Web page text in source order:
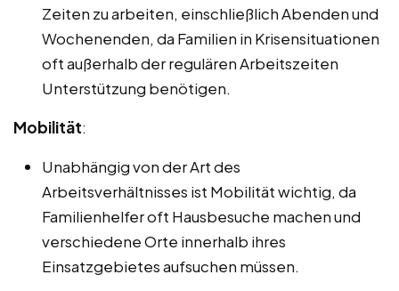
Zeiten zu arbeiten, einschließlich Abenden und
Wochenenden, da Familien in Krisensituationen
oft außerhalb der regulären Arbeitszeiten
Unterstützung benötigen.
Mobilität:
Unabhängig von der Art des
Arbeitsverhältnisses ist Mobilität wichtig, da
Familienhelfer oft Hausbesuche machen und
verschiedene Orte innerhalb ihres
Einsatzgebietes aufsuchen müssen.